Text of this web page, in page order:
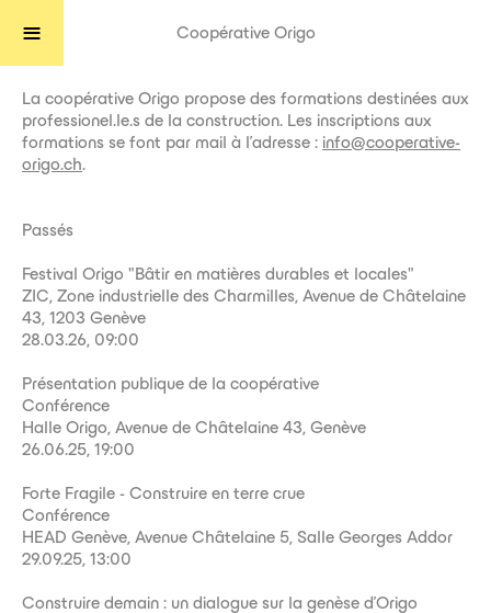
Coopérative Origo
La coopérative Origo propose des formations destinées aux
professionel.le.s de la construction. Les inscriptions aux
formations se font par mail à l'adresse : info@cooperative-
origo.ch.
Passés
Festival Origo "Bâtir en matières durables et locales"
ZIC, Zone industrielle des Charmilles, Avenue de Châtelaine
43, 1203 Genève
28.03.26, 09:00
Présentation publique de la coopérative
Conférence
Halle Origo, Avenue de Châtelaine 43, Genève
26.06.25, 19:00
Forte Fragile - Construire en terre crue
Conférence
HEAD Genève, Avenue Châtelaine 5, Salle Georges Addor
29.09.25, 13:00
Construire demain : un dialogue sur la genèse d'Origo